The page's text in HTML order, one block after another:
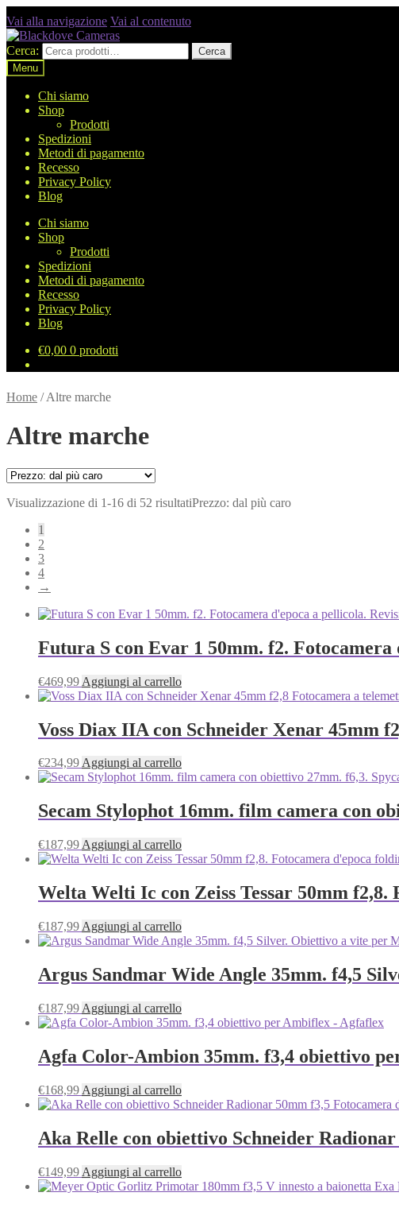
Vai alla navigazione Vai al contenuto
Cerca:
Cerca
Menu
Chi siamo
Shop
Prodotti
Spedizioni
Metodi di pagamento
Recesso
Privacy Policy
Blog
Chi siamo
Shop
Prodotti
Spedizioni
Metodi di pagamento
Recesso
Privacy Policy
Blog
€0,00 0 prodotti
Home /Altre marche
Altre marche
Visualizzazione di 1-16 di 52 risultatiPrezzo: dal più caro
1
2
3
4
→
Futura S con Evar 1 50mm. f2.
€469,99 Aggiungi al carrello
Voss Diax IIA con Schneider Xenar 45mm
€234,99Aggiungi al carrello
Secam Stylophot 16mm. film camera con
€187,99 Aggiungi al carrello
Welta Welti Ic con Zeiss Tessar 50mm
€187,99 Aggiungi al carrello
Argus Sandmar Wide Angle 35mm. f4,5
€187,99 Aggiungi al carrello
Agfa Color-Ambion 35mm. f3,4 obiettivo
€168,99 Aggiungi al carrello
Aka Relle con obiettivo Schneider
€149,99 Aggiungi al carrello